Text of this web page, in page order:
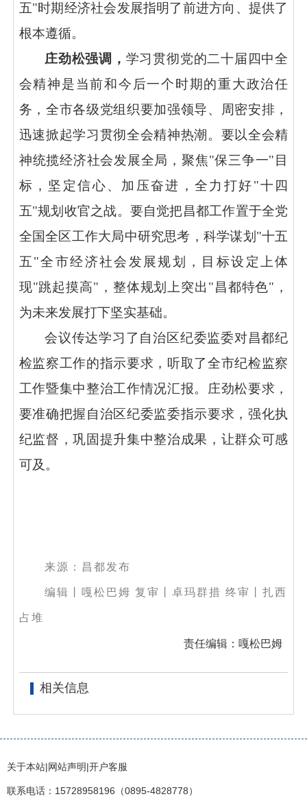
五"时期经济社会发展指明了前进方向、提供了
根本遵循。
庄劲松强调， 学习贯彻党的二十届四中全
会精神是当前和今后一个时期的重大政治任
务，全市各级党组织要加强领导、周密安排，
迅速掀起学习贯彻全会精神热潮。要以全会精
神统揽经济社会发展全局，聚焦"保三争一"目
标，坚定信心、加压奋进，全力打好"十四
五"规划收官之战。要自觉把昌都工作置于全党
全国全区工作大局中研究思考，科学谋划"十五
五"全市经济社会发展规划，目标设定上体
现"跳起摸高"，整体规划上突出"昌都特色"，
为未来发展打下坚实基础。
会议传达学习了自治区纪委监委对昌都纪
检监察工作的指示要求，听取了全市纪检监察
工作暨集中整治工作情况汇报。庄劲松要求，
要准确把握自治区纪委监委指示要求，强化执
纪监督，巩固提升集中整治成果，让群众可感
可及。
来源：昌都发布
编辑丨嘎松巴姆 复审丨卓玛群措 终审丨扎西
占堆
责任编辑：嘎松巴姆
相关信息
关于本站|网站声明|开户客服
联系电话：15728958196（0895-4828778）